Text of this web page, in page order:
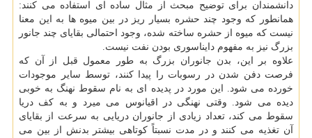
دانشمندان برای توضیح مبحث از مثال ساده ای استفاده می کنند:
همانطور که وجود چند حشره بسیار ریز در بین میوه ها به این معنا
نیست که میوه از حشره ساخته شده، وجود احتمالی بقایای چند جانور
بزرگ نیز به مفهوم دایناسوری بودن نفت نیست.
علاوه بر این، بدن جانوران بزرگ به طور معمول قبل از آن که
فرصت دفن شدن در رسوبات را پیدا کنند، توسط سایر موجودات
خورده می شود. این مورد در پدیده ای به نام سقوط نهنگ به خوبی
دیده می شود. وقتی نهنگی در اقیانوس می میرد و به کف دریا
سقوط می کند، تعداد زیادی از جانوران دریایی به سرعت از بقایای
آن تغذیه می کنند و در مدت نسبتاً کوتاهی بیشتر بدنش از بین می